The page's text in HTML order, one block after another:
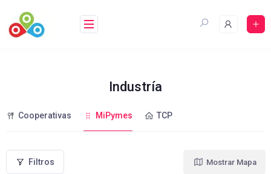
contenido
Industría
Cooperativas MiPymes TCP
Filtros Mostrar Mapa